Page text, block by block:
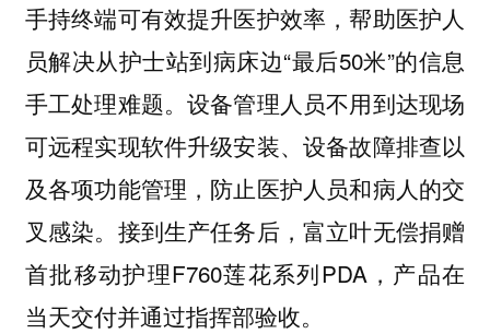
手持终端可有效提升医护效率，帮助医护人
员解决从护士站到病床边“最后50米”的信息
手工处理难题。设备管理人员不用到达现场
可远程实现软件升级安装、设备故障排查以
及各项功能管理，防止医护人员和病人的交
叉感染。接到生产任务后，富立叶无偿捐赠
首批移动护理F760莲花系列PDA，产品在
当天交付并通过指挥部验收。